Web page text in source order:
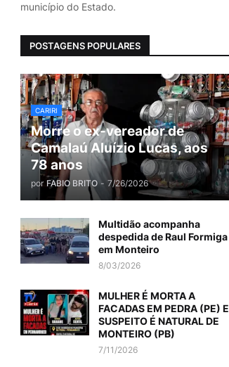
município do Estado.
POSTAGENS POPULARES
CARIRI
Morre o ex-vereador de
Camalaú Aluízio Lucas, aos
78 anos
por FABIO BRITO - 7/26/2026
Multidão acompanha
despedida de Raul Formiga
em Monteiro
8/03/2026
MULHER É MORTA A
FACADAS EM PEDRA (PE) E
SUSPEITO É NATURAL DE
MONTEIRO (PB)
7/11/2026